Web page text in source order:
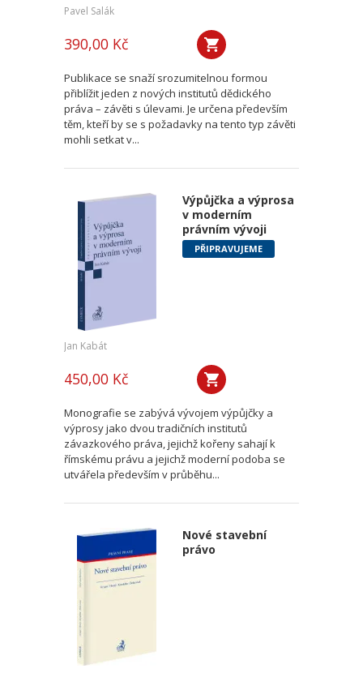
Pavel Salák
390,00 Kč
Publikace se snaží srozumitelnou formou
přiblížit jeden z nových institutů dědického
práva – závěti s úlevami. Je určena především
těm, kteří by se s požadavky na tento typ závěti
mohli setkat v...
Výpůjčka a výprosa
v moderním
právním vývoji
PŘIPRAVUJEME
Jan Kabát
450,00 Kč
Monografie se zabývá vývojem výpůjčky a
výprosy jako dvou tradičních institutů
závazkového práva, jejichž kořeny sahají k
římskému právu a jejichž moderní podoba se
utvářela především v průběhu...
Nové stavební
právo